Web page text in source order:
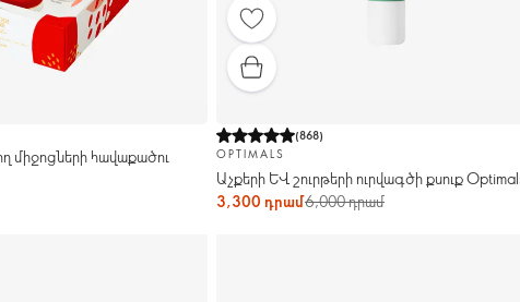
միջոցների հավաքածու
(868)
OPTIMALS
Աչքերի և շուրթերի ուրվագծի քսուք
3,300 դրամ6,000 դրամ